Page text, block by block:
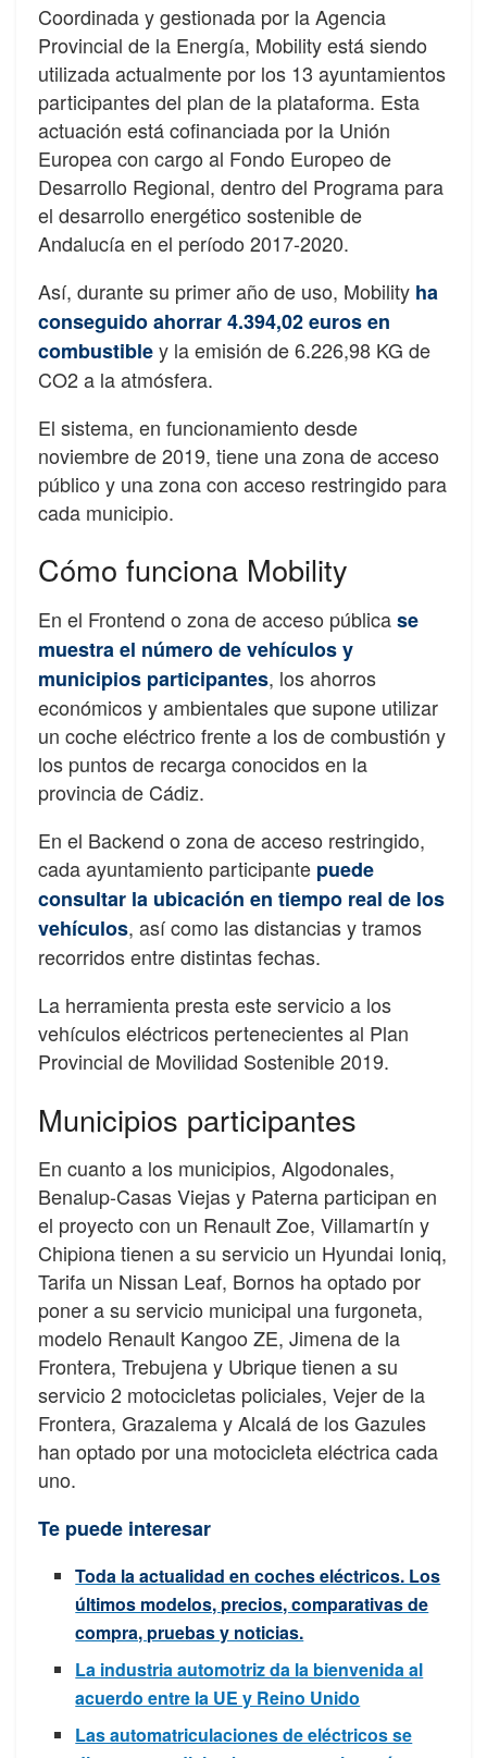
Coordinada y gestionada por la Agencia
Provincial de la Energía, Mobility está siendo
utilizada actualmente por los 13 ayuntamientos
participantes del plan de la plataforma. Esta
actuación está cofinanciada por la Unión
Europea con cargo al Fondo Europeo de
Desarrollo Regional, dentro del Programa para
el desarrollo energético sostenible de
Andalucía en el período 2017-2020.
Así, durante su primer año de uso, Mobility ha
conseguido ahorrar 4.394,02 euros en
combustibley la emisión de 6.226,98 KG de
CO2 a la atmósfera.
El sistema, en funcionamiento desde
noviembre de 2019, tiene una zona de acceso
público y una zona con acceso restringido para
cada municipio.
Cómo funciona Mobility
En el Frontend o zona de acceso públicase
muestra el número de vehículos y
municipios participantes, los ahorros
económicos y ambientales que supone utilizar
un coche eléctrico frente a los de combustión y
los puntos de recarga conocidos en la
provincia de Cádiz.
En el Backend o zona de acceso restringido,
cada ayuntamiento participante puede
consultar la ubicación en tiempo real de los
vehículos, así como las distancias y tramos
recorridos entre distintas fechas.
La herramienta presta este servicio a los
vehículos eléctricos pertenecientes al Plan
Provincial de Movilidad Sostenible 2019.
Municipios participantes
En cuanto a los municipios, Algodonales,
Benalup-Casas Viejas y Paterna participan en
el proyecto con un Renault Zoe, Villamartín y
Chipiona tienen a su servicio un Hyundai Ioniq,
Tarifa un Nissan Leaf, Bornos ha optado por
poner a su servicio municipal una furgoneta,
modelo Renault Kangoo ZE, Jimena de la
Frontera, Trebujena y Ubrique tienen a su
servicio 2 motocicletas policiales, Vejer de la
Frontera, Grazalema y Alcalá de los Gazules
han optado por una motocicleta eléctrica cada
uno.
Te puede interesar
Toda la actualidad en coches eléctricos. Los
últimos modelos, precios, comparativas de
compra, pruebas y noticias.
La industria automotriz da la bienvenida al
acuerdo entre la UE y Reino Unido
Las automatriculaciones de eléctricos se